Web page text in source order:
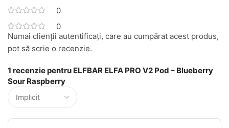
0
0
1 recenzie pentru ELFBAR ELFA PRO V2 Pod – Blueberry
Sour Raspberry
Numai clienții autentificați, care au cumpărat acest produs,
pot să scrie o recenzie.